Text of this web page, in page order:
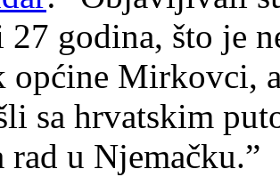
godina, što je
općine Mirkovci,
sa hrvatskim
rad u Njemačku.”